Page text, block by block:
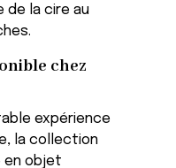
de la cire au
chez
expérience
la collection
en objet